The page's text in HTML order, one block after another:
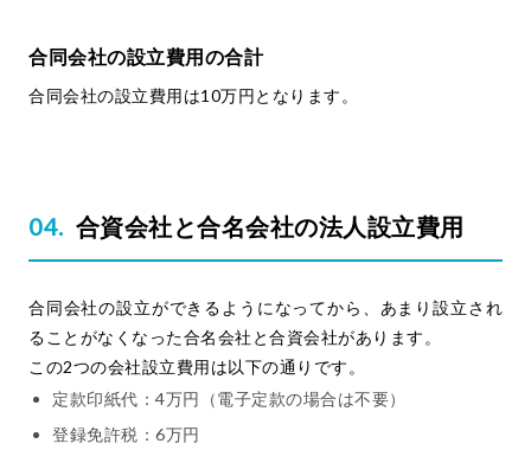
合同会社の設立費用の合計
合同会社の設立費用は10万円となります。
合資会社と合名会社の法人設立費用
合同会社の設立ができるようになってから、あまり設立され
ることがなくなった合名会社と合資会社があります。
この2つの会社設立費用は以下の通りです。
定款印紙代：4万円（電子定款の場合は不要）
登録免許税：6万円